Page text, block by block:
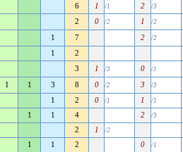
6 1 /1 2 /3
2 0 /2 1 /2
1 7 2 /2
1
2
3 1 /3 0 /1
1 1 3 8 0 /2 3 /3
1 2 0 /1 1 /1
1 1 4 2 /3
2 1 /2
1 1 2 0 /1